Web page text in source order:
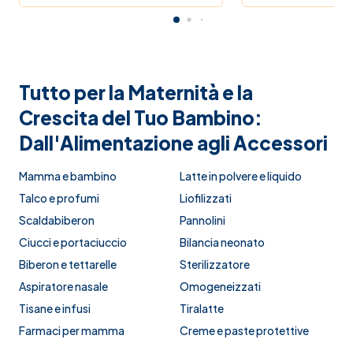
Tutto per la Maternità e la
Crescita del Tuo Bambino:
Dall'Alimentazione agli Accessori
Mamma e bambino
Latte in polvere e liquido
Talco e profumi
Liofilizzati
Scaldabiberon
Pannolini
Ciucci e portaciuccio
Bilancia neonato
Biberon e tettarelle
Sterilizzatore
Aspiratore nasale
Omogeneizzati
Tisane e infusi
Tiralatte
Farmaci per mamma
Creme e paste protettive